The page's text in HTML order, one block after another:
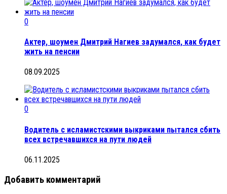
0
Актер, шоумен Дмитрий Нагиев задумался, как будет
жить на пенсии
08.09.2025
0
Водитель с исламистскими выкриками пытался сбить
всех встречавшихся на пути людей
06.11.2025
Добавить комментарий